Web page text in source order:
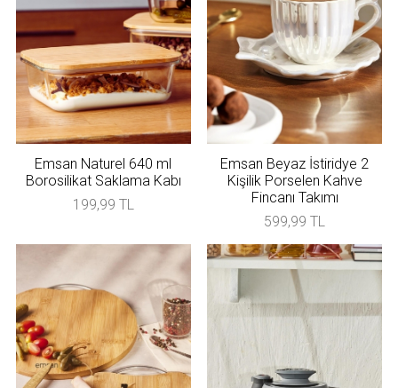
Emsan Naturel 640 ml
Borosilikat Saklama Kabı
199,99 TL
Emsan Beyaz İstiridye 2
Kişilik Porselen Kahve
Fincanı Takımı
599,99 TL